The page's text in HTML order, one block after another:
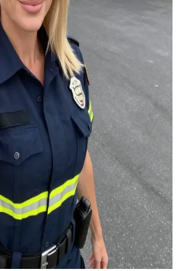
die ihre Berufung,
traumatischen Verlust wiederentdeckt
in der Schnelleinsatzgruppe, und
gemeinsam auf ihren nächsten